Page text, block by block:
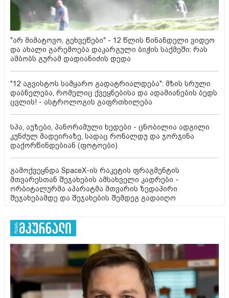
"არ მიმატოვო, გეხვეწები" - 12 წლის წინანდელი ვიდეო
და ახალი გარემოება დაკარგული ბიჭის საქმეში: რას
ამბობს გურამ დადიანიძის დედა
"12 აგვისტოს სამყარო გადატრიალდება": მზის სრული
დაბნელება, რომელიც ქვეყნებისა და ადამიანების ბედს
ცვლის! - ასტროლოგის გაფრთხილება
სპა, აუზები, პანორამული ხედები - ცნობილია ადგილი
კუნძულ მადეირაზე, სადაც რონალდუ და ჯორჯინა
დაქორწინდებიან (ფოტოები)
გამოქვეყნდა SpaceX-ის რაკეტის ფრაგმენტის
მთვარესთან შეჯახების ამსახველი კადრები -
ორბიტალურმა აპარატმა მთვარის ზედაპირი
შეჯახებამდე და შეჯახების შემდეგ გადაიღო